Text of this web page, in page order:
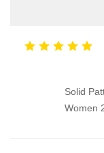
Solid
Women